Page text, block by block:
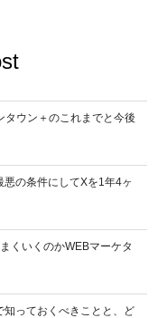
ウン＋のこれまでと今後
悪の条件にしてXを1年4ヶ
くいくのかWEBマーケタ
知っておくべきことと、ど